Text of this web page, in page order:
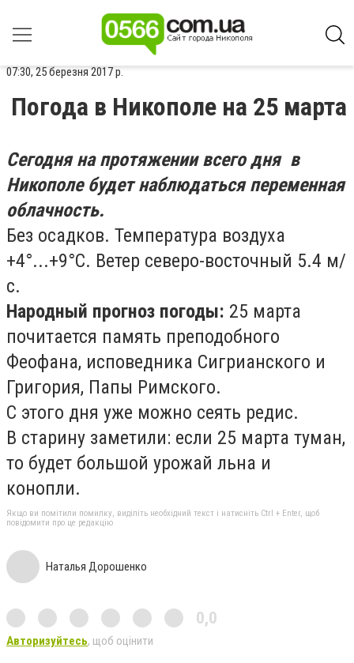
07:30, 25 березня 2017 р.
Погода в Никополе на 25 марта
Сегодня на протяжении всего дня в
Никополе будет наблюдаться переменная
облачность.
Без осадков. Температура воздуха
+4°...+9°С. Ветер северо-восточный 5.4 м/
с.
Народный прогноз погоды: 25 марта
почитается память преподобного
Феофана, исповедника Сигрианского и
Григория, Папы Римского.
С этого дня уже можно сеять редис.
В старину заметили: если 25 марта туман,
то будет большой урожай льна и
конопли.
Якщо ви помітили помилку, виділіть необхідний текст і натисніть Ctrl + Enter, щоб
повідомити про це редакцію
Наталья Дорошенко
0,0
Авторизуйтесь, щоб оцінити